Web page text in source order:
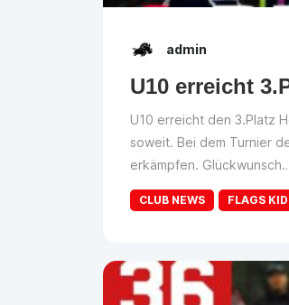
admin
U10 erreicht
U10 erreicht den 3.Platz
soweit. Bei dem Turnier
erkämpfen.
CLUB NEWS FLAGS